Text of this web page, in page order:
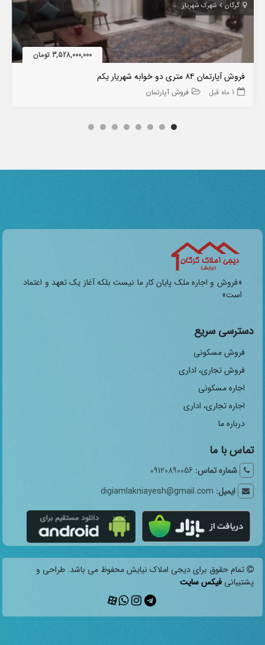
گرگان شهرک شهریار
3,528,000,000 تومان
فروش آپارتمان ۸۴ متری دو خوابه شهریار یکم
1 ماه قبل فروش آپارتمان
«فروش و اجاره ملک پایان کار ما نیست بلکه آغاز یک تعهد و اعتماد
است»
دسترسی سریع
فروش مسکونی
فروش تجاری، اداری
اجاره مسکونی
اجاره تجاری، اداری
درباره ما
تماس با ما
شماره تماس: 09120890056
ایمیل: digiamlakniayesh@gmail.com
تمام حقوق برای دیجی املاک نیایش محفوظ می باشد. طراحی و
پشتیبانی فیکس سایت